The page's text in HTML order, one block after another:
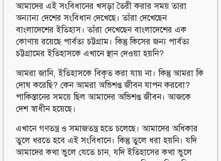
আমাদের এই সংবিধানের খসড়া তৈরী করার সময় তারা
অন্যান্য দেশের সংবিধান দেখেছে। তাঁরা দেখেছেন
বাংলাদেশের ইতিহাস। তাঁরা দেখেছেন বাংলাদেশের এক
কোণায় রয়েছে পার্বত্য চট্টগ্রাম। কিন্তু কিসের জন্য পার্বত্য
চট্টগ্রামের ইতিহাসকে এখানে স্থান দেওয়া হয়নি?
আমরা জানি, ইতিহাসকে বিকৃত করা যায় না। কিন্তু আমরা কি
দোষ করেছি? কেন আমরা অভিশপ্ত জীবন যাপন করবো?
পাকিস্তানের সময়ে ছিল আমাদের অভিশপ্ত জীবন। আজকে
দেশ স্বাধীন হয়েছে।
এখানে গণতন্ত্র ও সমাজতন্ত্র হতে চলেছে। আমাদের অধিকার
তুলে ধরতে হবে এই সংবিধানে। কিন্তু তুলে ধরা হয়নি। যদি
আমাদের কথা ভুলে যেতে চান, যদি ইতিহাসের কথা ভুলে